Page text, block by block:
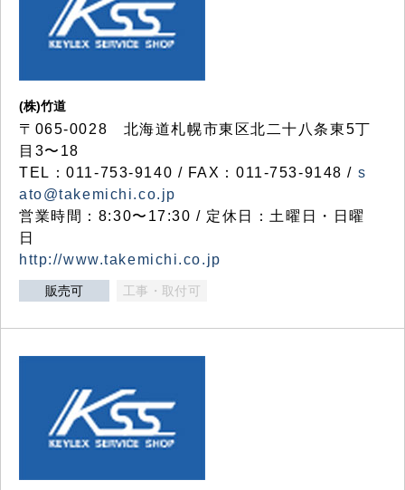
(株)竹道
〒065-0028 北海道札幌市東区北二十八条東5丁
目3〜18
TEL：011-753-9140 / FAX：011-753-9148 / s
ato@takemichi.co.jp
営業時間：8:30〜17:30 / 定休日：土曜日・日曜
日
http://www.takemichi.co.jp
販売可 工事・取付可